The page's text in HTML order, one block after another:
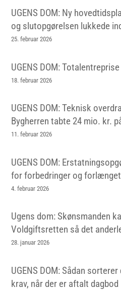
UGENS DOM: Ny
og slutopgørelsen lukkede
25. februar 2026
UGENS DOM:
18. februar 2026
UGENS DOM: Teknisk
Bygherren tabte 24 mio. kr.
11. februar 2026
UGENS DOM:
for forbedringer og
4. februar 2026
Ugens dom: Skønsmanden
Voldgiftsretten så det
28. januar 2026
UGENS DOM: Sådan
krav, når der er aftalt dagbod